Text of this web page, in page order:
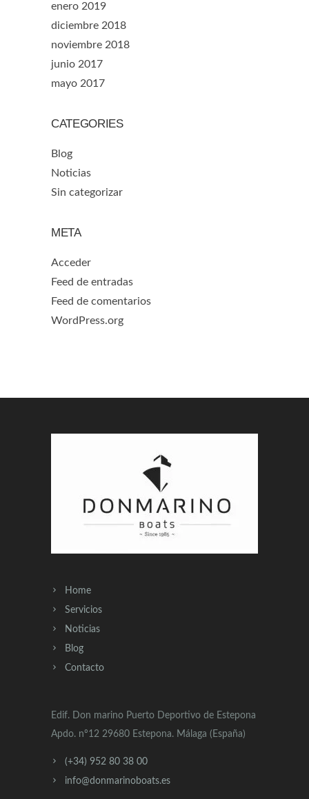
enero 2019
diciembre 2018
noviembre 2018
junio 2017
mayo 2017
CATEGORIES
Blog
Noticias
Sin categorizar
META
Acceder
Feed de entradas
Feed de comentarios
WordPress.org
Home
Servicios
Noticias
Blog
Contacto
Edif. Don marino Puerto Deportivo de Estepona
Apdo. nº12 29680 Estepona. Málaga (España)
(+34) 952 80 38 00
info@donmarinoboats.es